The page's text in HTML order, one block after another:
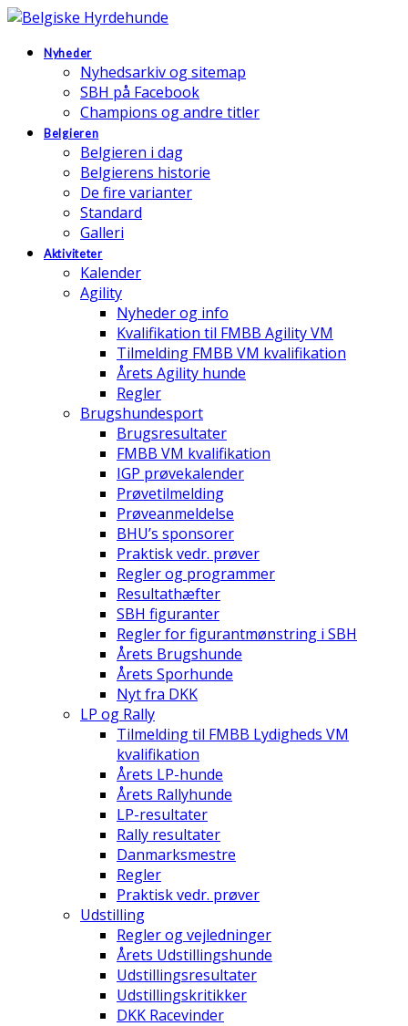
Nyheder
Nyhedsarkiv og sitemap
SBH på Facebook
Champions og andre titler
Belgieren
Belgieren i dag
Belgierens historie
De fire varianter
Standard
Galleri
Aktiviteter
Kalender
Agility
Nyheder og info
Kvalifikation til FMBB Agility VM
Tilmelding FMBB VM kvalifikation
Årets Agility hunde
Regler
Brugshundesport
Brugsresultater
FMBB VM kvalifikation
IGP prøvekalender
Prøvetilmelding
Prøveanmeldelse
BHU’s sponsorer
Praktisk vedr. prøver
Regler og programmer
Resultathæfter
SBH figuranter
Regler for figurantmønstring i SBH
Årets Brugshunde
Årets Sporhunde
Nyt fra DKK
LP og Rally
Tilmelding til FMBB Lydigheds VM
kvalifikation
Årets LP-hunde
Årets Rallyhunde
LP-resultater
Rally resultater
Danmarksmestre
Regler
Praktisk vedr. prøver
Udstilling
Regler og vejledninger
Årets Udstillingshunde
Udstillingsresultater
Udstillingskritikker
DKK Racevinder